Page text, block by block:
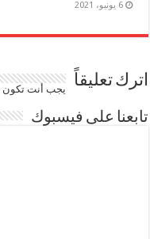
6 يونيو، 2021
اترك تعليقاً يجب أنت تكون
تابعنا على فيسبوك